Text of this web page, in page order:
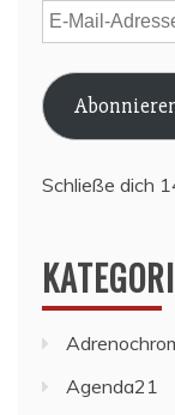
E-
Mail-
Adresse
Schließe dich
Agenda21